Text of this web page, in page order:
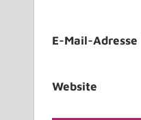
E-Mail-Adresse
Website